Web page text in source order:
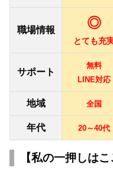
職場情報 ◎
とても充
サポート
無料
LINE対応
地域 全国
年代 20～40代
【私の一押しはこ